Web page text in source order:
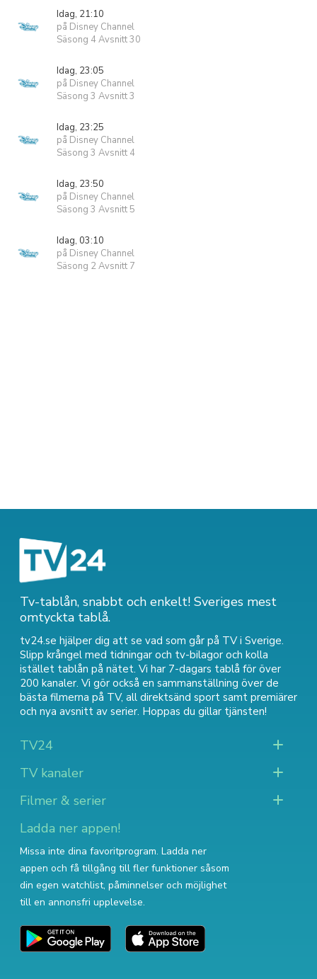
Idag, 21:10
på Disney Channel
Säsong 4 Avsnitt 30
Idag, 23:05
på Disney Channel
Säsong 3 Avsnitt 3
Idag, 23:25
på Disney Channel
Säsong 3 Avsnitt 4
Idag, 23:50
på Disney Channel
Säsong 3 Avsnitt 5
Idag, 03:10
på Disney Channel
Säsong 2 Avsnitt 7
Tv-tablån, snabbt och enkelt! Sveriges mest
omtyckta tablå.
tv24.se hjälper dig att se vad som går på TV i Sverige.
Slipp krångel med tidningar och tv-bilagor och kolla
istället tablån på nätet. Vi har 7-dagars tablå för över
200 kanaler. Vi gör också en sammanställning över de
bästa filmerna på TV, all direktsänd sport samt premiärer
och nya avsnitt av serier. Hoppas du gillar tjänsten!
TV24
TV kanaler
Filmer & serier
Ladda ner appen!
Missa inte dina favoritprogram. Ladda ner
appen och få tillgång till fler funktioner såsom
din egen watchlist, påminnelser och möjlighet
till en annonsfri upplevelse.